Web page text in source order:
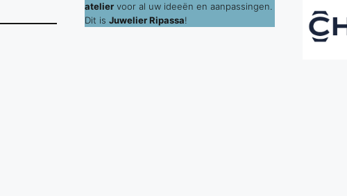
atelier voor al uw ideeën en aanpassingen.
Dit is Juwelier Ripassa!